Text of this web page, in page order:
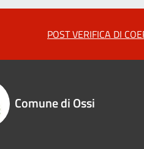
POST VERIFICA DI
Comune di Ossi